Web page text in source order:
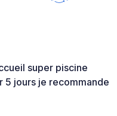
super piscine
5 jours je recommande